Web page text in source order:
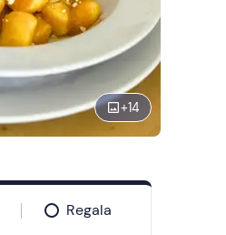
+14
Regala